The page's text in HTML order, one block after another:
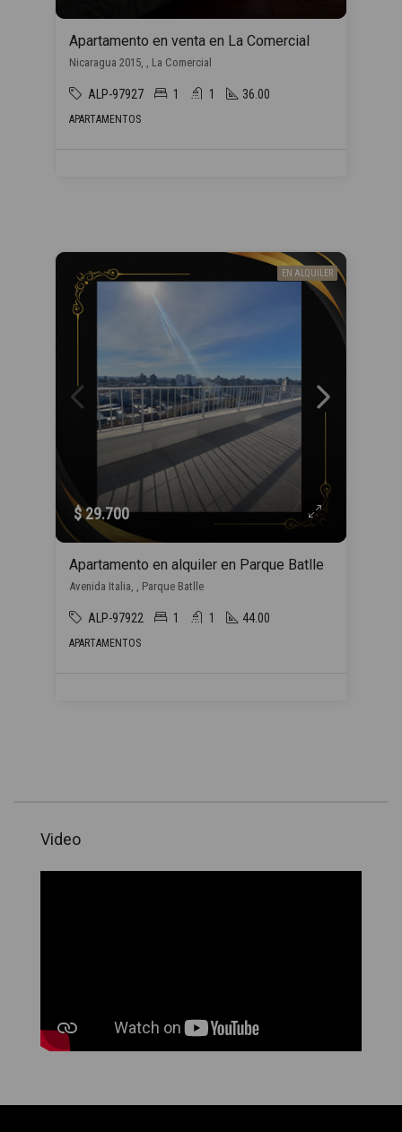
Apartamento en venta en La Comercial
Nicaragua 2015, , La Comercial
ALP-97927 1 1 36.00
APARTAMENTOS
EN ALQUILER
$ 29.700
Apartamento en alquiler en Parque Batlle
Avenida Italia, , Parque Batlle
ALP-97922 1 1 44.00
APARTAMENTOS
Video